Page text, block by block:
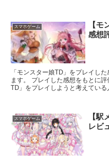
した(笑) これからレビューを書き
の神ゲーなので褒めまくってます
ームの辛口レビューを求めている
スマホゲーム
【モ
感想
「モンスター娘TD」をプレイし
ます。 プレイした感想をもとに
TD」をプレイしようと考えてい
スマホゲーム
【駅
レビ